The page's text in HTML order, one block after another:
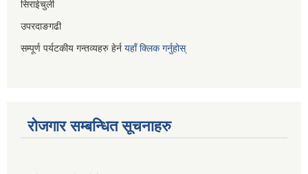
सिराईचुली
उपरदाङगढी
सम्पूर्ण पर्यटकीय गन्तव्यहरु हेर्न यहाँ क्लिक गर्नुहोस्
रोजगार सम्बन्धित सूचनाहरु